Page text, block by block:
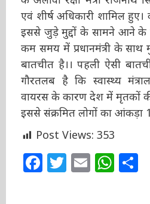
प्रधानमंत्री के अलावा रक्षा
अमित शाह एवं शीर्ष अधिकारी
के प्रकोप और इससे जुड़े
पिछले दो सप्ताह से कम समय
मुख्यमंत्रियों की यह दूसरी
बातचीत 20 मार्च को हुई थी।
मंत्रालय के अनुसार, कोरोना
मृतकों की संख्या 50हो गई है
का आंकड़ा 1965 पर पहुंच गया
Post Views: 353